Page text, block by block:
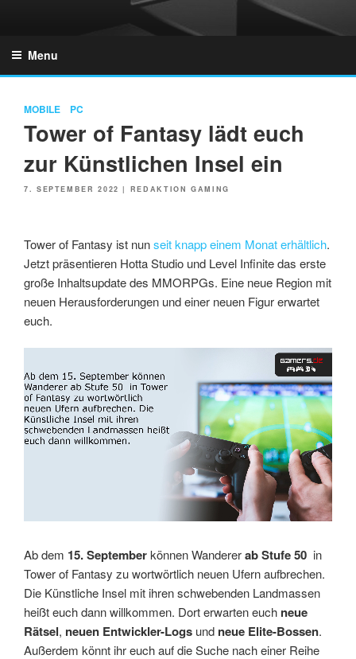
Menu
MOBILE PC
Tower of Fantasy lädt euch
zur Künstlichen Insel ein
POSTED
7. SEPTEMBER 2022 | REDAKTION GAMING
Tower of Fantasy ist nunseit knapp einem Monat erhältlich.
Jetzt präsentieren Hotta Studio und Level Infinite das erste
große Inhaltsupdate des MMORPGs. Eine neue Region mit
neuen Herausforderungen und einer neuen Figur erwartet
euch.
Ab dem 15. Septemberkönnen Wandererab Stufe 50 in
Tower of Fantasy zu wortwörtlich neuen Ufern aufbrechen.
Die Künstliche Insel mit ihren schwebenden Landmassen
heißt euch dann willkommen. Dort erwarten euch neue
Rätsel, neuen Entwickler-Logs und neue Elite-Bossen.
Außerdem könnt ihr euch auf die Suche nach einer Reihe